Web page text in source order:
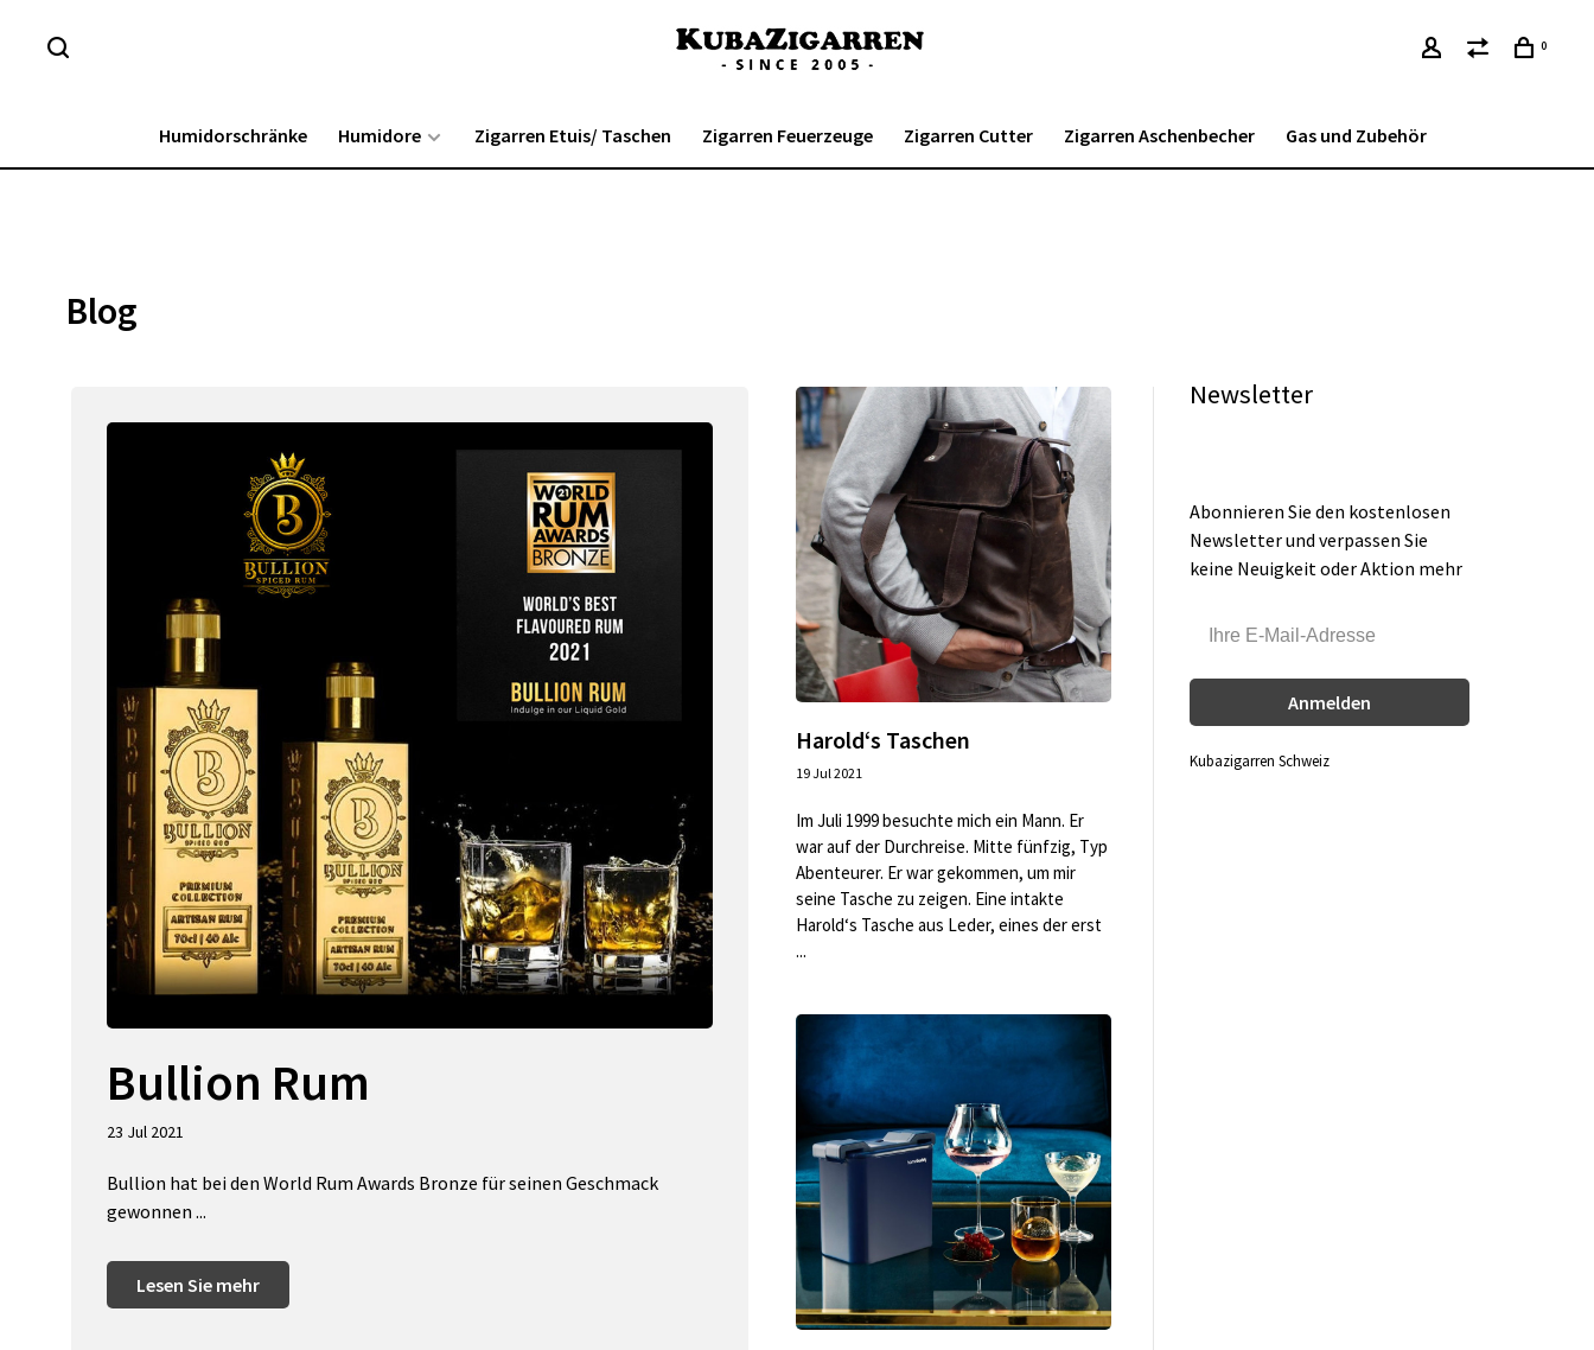
0
Humidorschränke Humidore Zigarren Etuis/ Taschen Zigarren Feuerzeuge Zigarren Cutter Zigarren Aschenbecher Gas und Zubehör
Blog
Bullion Rum
23 Jul 2021
Bullion hat bei den World Rum Awards Bronze für seinen Geschmack
gewonnen ...
Lesen Sie mehr
Harold‘s Taschen
19 Jul 2021
Im Juli 1999 besuchte mich ein Mann. Er
war auf der Durchreise. Mitte fünfzig, Typ
Abenteurer. Er war gekommen, um mir
seine Tasche zu zeigen. Eine intakte
Harold‘s Tasche aus Leder, eines der erst
...
Newsletter
Abonnieren Sie den kostenlosen
Newsletter und verpassen Sie
keine Neuigkeit oder Aktion mehr
Anmelden
Kubazigarren Schweiz